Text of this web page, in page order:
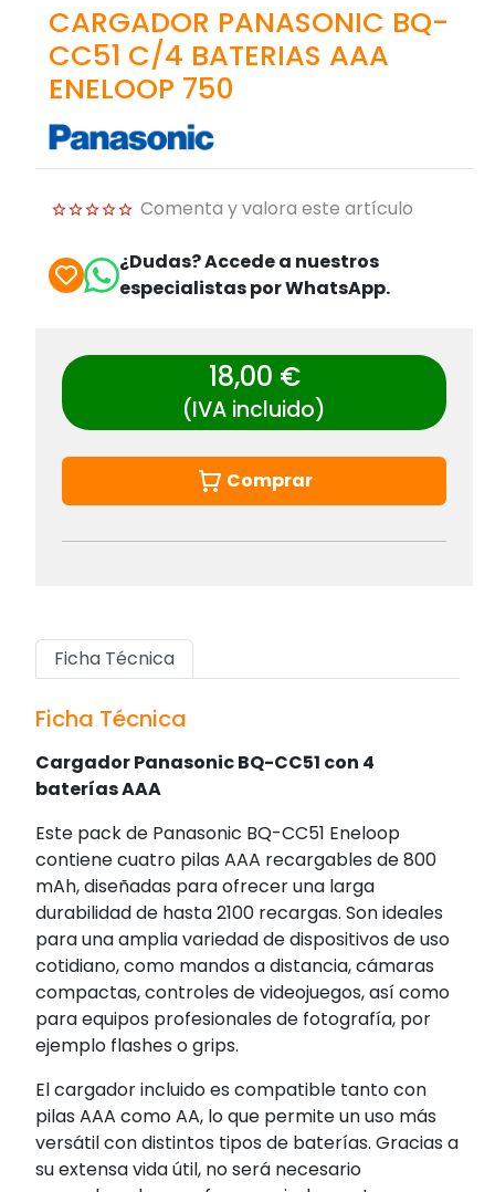
CARGADOR PANASONIC BQ-
CC51 C/4 BATERIAS AAA
ENELOOP 750
Comenta y valora este artículo
¿Dudas? Accede a nuestros
especialistas por WhatsApp.
18,00 €
(IVA incluido)
Comprar
Ficha Técnica
Ficha Técnica
Cargador Panasonic BQ-CC51 con 4
baterías AAA
Este pack de Panasonic BQ-CC51 Eneloop
contiene cuatro pilas AAA recargables de 800
mAh, diseñadas para ofrecer una larga
durabilidad de hasta 2100 recargas. Son ideales
para una amplia variedad de dispositivos de uso
cotidiano, como mandos a distancia, cámaras
compactas, controles de videojuegos, así como
para equipos profesionales de fotografía, por
ejemplo flashes o grips.
El cargador incluido es compatible tanto con
pilas AAA como AA, lo que permite un uso más
versátil con distintos tipos de baterías. Gracias a
su extensa vida útil, no será necesario